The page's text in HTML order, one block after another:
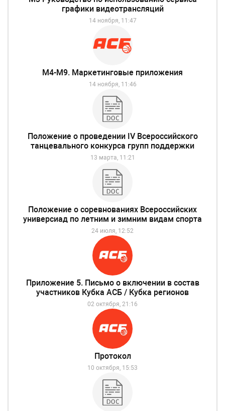
графики видеотрансляций
14 ноября, 11:47
М4-М9. Маркетинговые приложения
14 ноября, 11:46
Положение о проведении IV Всероссийского
танцевального конкурса групп поддержки
13 марта, 11:21
Положение о соревнованиях Всероссийских
универсиад по летним и зимним видам спорта
24 июля, 12:52
Приложение 5. Письмо о включении в состав
участников Кубка АСБ / Кубка регионов
02 октября, 21:16
Протокол
10 октября, 15:53